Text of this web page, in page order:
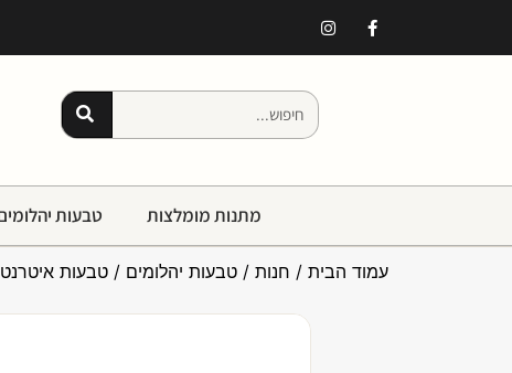
מתנות מומלצות טבעות
עמוד הבית / חנות / טבעות יהלומים / טבעות